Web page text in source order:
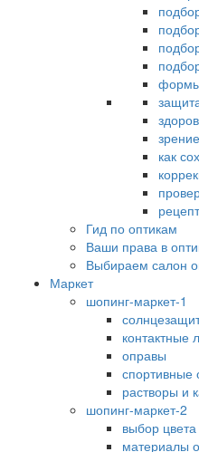
как
Гид по оптикам
Ваши права в
Выбираем салон
Маркет
шопинг-маркет-1
контактные
оправы
спортивные
растворы и
шопинг-маркет-2
выбор цвета
материалы